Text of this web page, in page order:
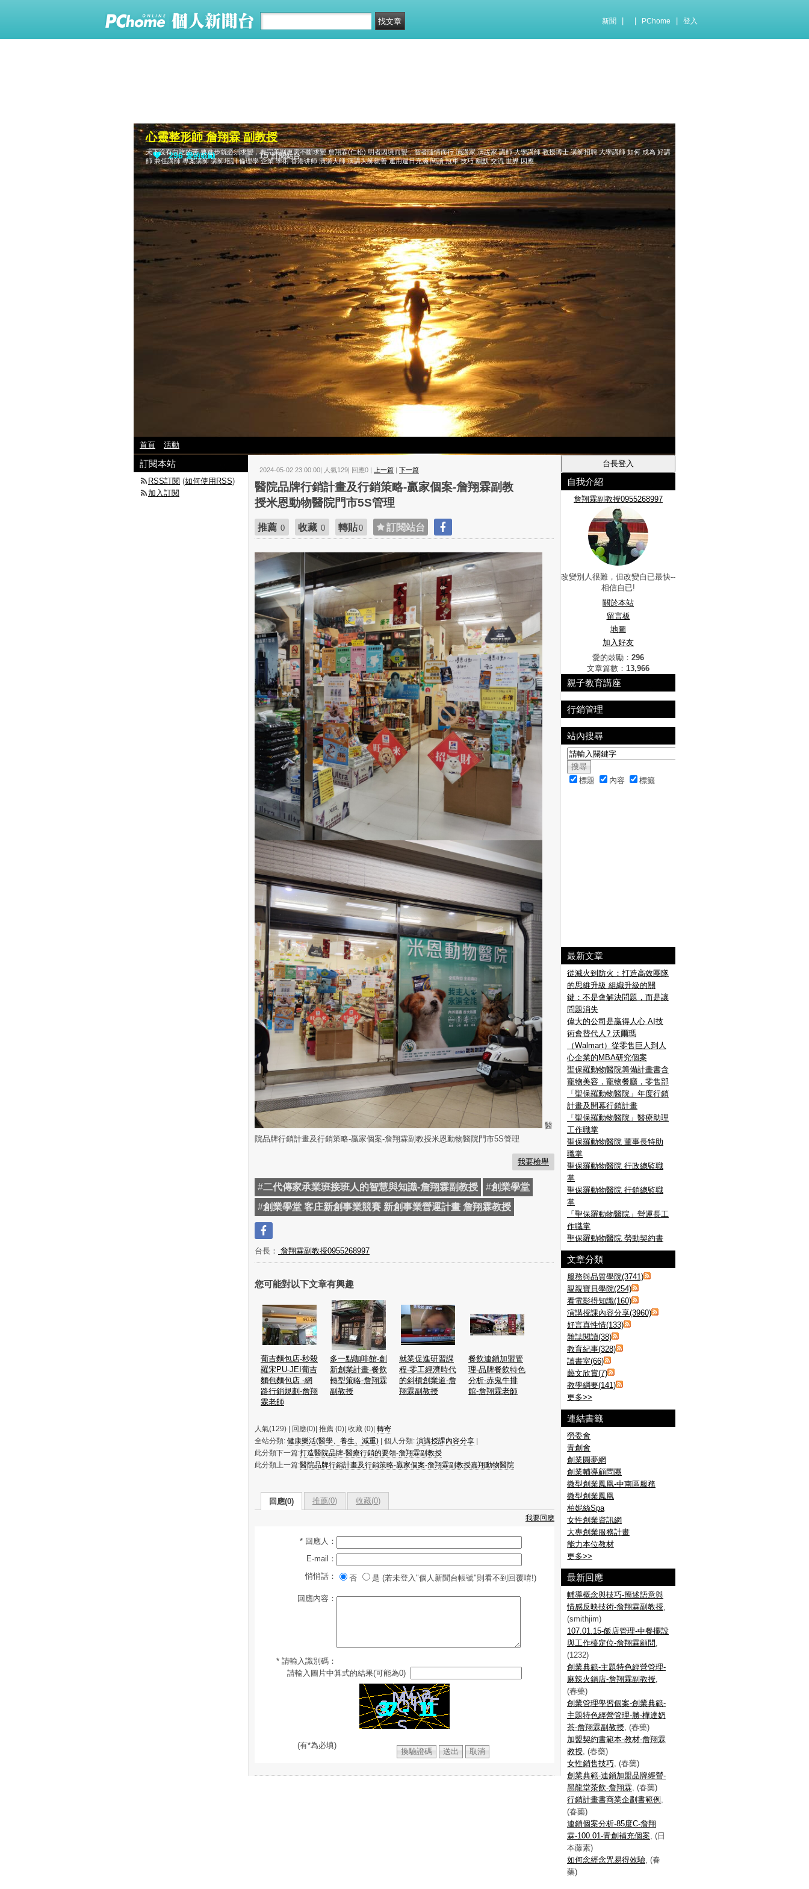
新聞 PChome 登入
心靈整形師 詹翔霖 副教授
天下沒有白吃的苦 要進步就必須求變，要完美則更需不斷求變 詹翔霖(仁松) 明者因境而變，智者隨情而行 演講家 演說家 講師 大學講師 教授博士 講師招聘 大學講師 如何 成為 好講
師 兼任講師 專案講師 講師培訓 倫理學 企業 學術 香港讲师 演講大師 演講大師親善 運用週日充滿 閱讀 冠軍 技巧 幽默 交流 世界 因應
296 愛的鼓勵 15 訂閱站台
首頁 活動
2024-05-02 23:00:00| 人氣129| 回應0 | 上一篇 | 下一篇
醫院品牌行銷計畫及行銷策略-贏家個案-詹翔霖副教
授米恩動物醫院門市5S管理
推薦 0 收藏 0 轉貼0 訂閱站台
醫
院品牌行銷計畫及行銷策略-贏家個案-詹翔霖副教授米恩動物醫院門市5S管理
我要檢舉
#二代傳家承業班接班人的智慧與知識-詹翔霖副教授 #創業學堂
#創業學堂 客庄新創事業競賽 新創事業營運計畫 詹翔霖教授
台長： 詹翔霖副教授0955268997
您可能對以下文章有興趣
葡吉麵包店-秒殺
羅宋PU-JEI葡吉
麵包麵包店 -網
路行銷規劃-詹翔
霖老師
多一點咖啡館-創
新創業計畫-餐飲
轉型策略-詹翔霖
副教授
就業促進研習課
程-零工經濟時代
的斜槓創業道-詹
翔霖副教授
餐飲連鎖加盟管
理-品牌餐飲特色
分析-赤鬼牛排
館-詹翔霖老師
人氣(129) | 回應(0)| 推薦 (0)| 收藏 (0)| 轉寄
全站分類: 健康樂活(醫學、養生、減重) | 個人分類: 演講授課內容分享
此分類下一篇:打造醫院品牌-醫療行銷的要領-詹翔霖副教授
此分類上一篇:醫院品牌行銷計畫及行銷策略-贏家個案-詹翔霖副教授嘉翔動物醫院
回應(0) 推薦(0) 收藏(0)
我要回應
* 回應人：
E-mail：
悄悄話：
否 是 (若未登入"個人新聞台帳號"則看不到回覆唷!)
回應內容：
* 請輸入識別碼：
請輸入圖片中算式的結果(可能為0)
(有*為必填)
自我介紹
詹翔霖副教授0955268997
改變別人很難，但改變自已最快--
相信自已!
關於本站
留言板
地圖
加入好友
愛的鼓勵： 296
文章篇數： 13,966
親子教育講座
行銷管理
站內搜尋
標題 內容 標籤
最新文章
從滅火到防火：打造高效團隊
的思維升級 組織升級的關
鍵：不是會解決問題，而是讓
問題消失
偉大的公司是贏得人心 AI技
術會替代人? 沃爾瑪
（Walmart）從零售巨人到人
心企業的MBA研究個案
聖保羅動物醫院籌備計畫書含
寵物美容，寵物餐廳，零售部
「聖保羅動物醫院」年度行銷
計畫及開幕行銷計畫
「聖保羅動物醫院」醫療助理
工作職掌
聖保羅動物醫院 董事長特助
職掌
聖保羅動物醫院 行政總監職
掌
聖保羅動物醫院 行銷總監職
掌
「聖保羅動物醫院」營運長工
作職掌
聖保羅動物醫院 勞動契約書
文章分類
服務與品質學院(3741)
親親寶貝學院(254)
看電影得知識(160)
演講授課內容分享(3960)
好言真性情(133)
雜誌閱讀(38)
教育紀事(328)
讀書室(66)
藝文欣賞(7)
教學綱要(141)
更多>>
連結書籤
勞委會
青創會
創業圓夢網
創業輔導顧問團
微型創業鳳凰-中南區服務
微型創業鳳凰
柏妮絲Spa
女性創業資訊網
大專創業服務計畫
能力本位教材
更多>>
最新回應
輔導概念與技巧-簡述語意與
情感反映技術-詹翔霖副教授,
(smithjim)
107.01.15-飯店管理-中餐擺設
與工作檯定位-詹翔霖顧問,
(1232)
創業典範-主題特色經營管理-
麻辣火鍋店-詹翔霖副教授,
(春藥)
創業管理學習個案-創業典範-
主題特色經營管理-勝-樺達奶
茶-詹翔霖副教授, (春藥)
加盟契約書範本-教材-詹翔霖
教授, (春藥)
女性銷售技巧, (春藥)
創業典範-連鎖加盟品牌經營-
黑龍堂茶飲-詹翔霖, (春藥)
行銷計畫書商業企劃書範例 ,
(春藥)
連鎖個案分析-85度C-詹翔
霖-100.01-青創補充個案, (日
本藤素)
如何念經念咒易得效驗, (春
藥)
訂閱本站
RSS訂閱 (如何使用RSS)
加入訂閱